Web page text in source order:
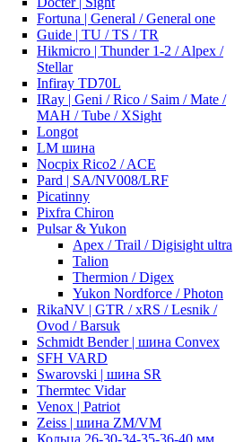
Fortuna | General / General one
Guide | TU / TS / TR
Hikmicro | Thunder 1-2 / Alpex /
Stellar
Infiray TD70L
IRay | Geni / Rico / Saim / Mate /
MAH / Tube / XSight
Longot
LM шина
Nocpix Rico2 / ACE
Pard | SA/NV008/LRF
Picatinny
Pixfra Chiron
Pulsar & Yukon
Apex / Trail / Digisight ultra
Talion
Thermion / Digex
Yukon Nordforce / Photon
RikaNV | GTR / xRS / Lesnik /
Ovod / Barsuk
Schmidt Bender | шина Convex
SFH VARD
Swarovski | шина SR
Thermtec Vidar
Venox | Patriot
Zeiss | шина ZM/VM
Кольца 26-30-34-35-36-40 мм